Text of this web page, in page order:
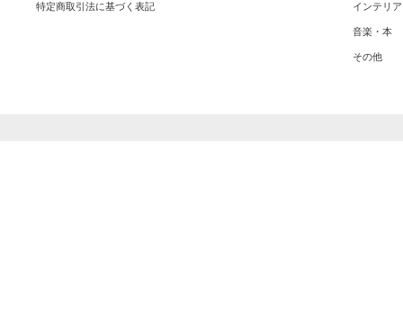
特定商取引法に基づく表記 インテリア
音楽・本
その他